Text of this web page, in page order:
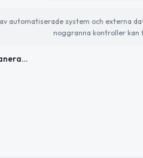
automatiserade system och externa
noggranna kontroller kan
Nytt sjukhus i Kiruna planeras i samarbete mellan NCC och Region Norrbotten